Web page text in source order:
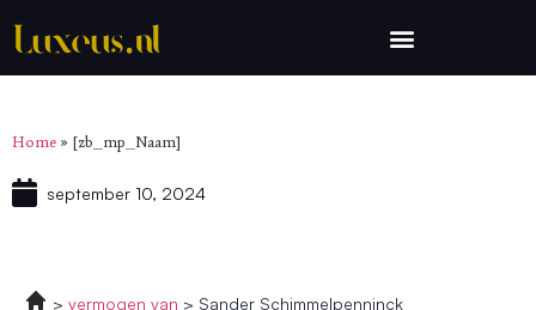
Home » [zb_mp_Naam]
september 10, 2024
vermogen van Sander Schimmelpenninck